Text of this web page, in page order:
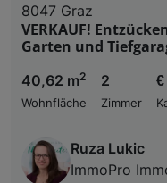
8047 Graz
VERKAUF!
Garten und
40,62 m2
Wohnfläche
2
Zimmer
Ruza Lukic
ImmoPro